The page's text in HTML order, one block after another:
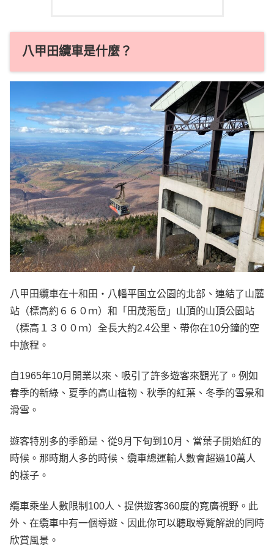
八甲田纜車是什麼？
八甲田纜車在十和田・八幡平国立公園的北部、連結了山麓
站（標高約６６０ｍ）和「田茂萢岳」山頂的山頂公園站
（標高１３００ｍ）全長大約2.4公里、帶你在10分鐘的空
中旅程。
自1965年10月開業以來、吸引了許多遊客來觀光了。例如
春季的新綠、夏季的高山植物、秋季的紅葉、冬季的雪景和
滑雪。
遊客特別多的季節是、從9月下旬到10月、當葉子開始紅的
時候。那時期人多的時候、纜車總運輸人數會超過10萬人
的樣子。
纜車乘坐人數限制100人、提供遊客360度的寬廣視野。此
外、在纜車中有一個導遊、因此你可以聽取導覽解說的同時
欣賞風景。